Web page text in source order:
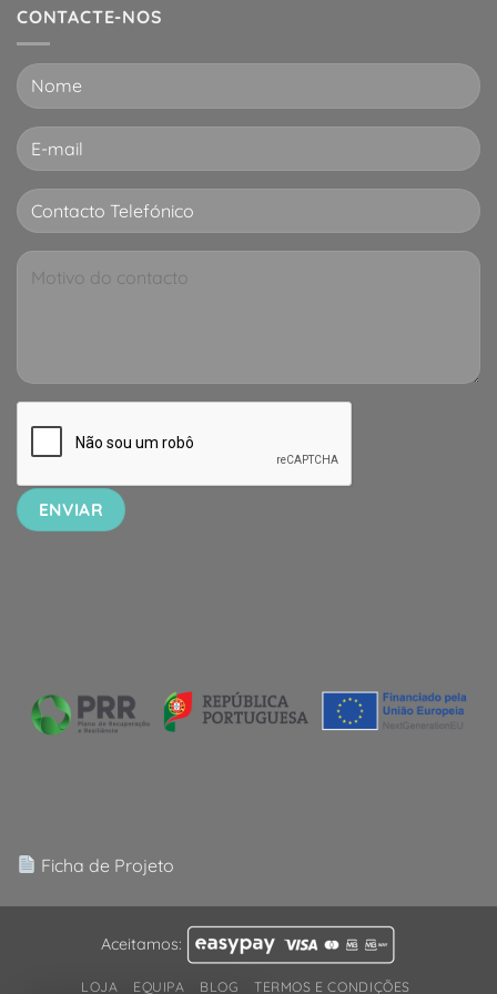
CONTACTE-NOS
Ficha de Projeto
Aceitamos:
LOJA EQUIPA BLOG
TERMOS E CONDIÇÕES